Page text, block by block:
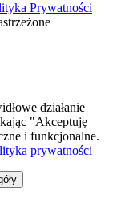
Prywatności
działanie
"Akceptuję
i funkcjonalne.
prywatności